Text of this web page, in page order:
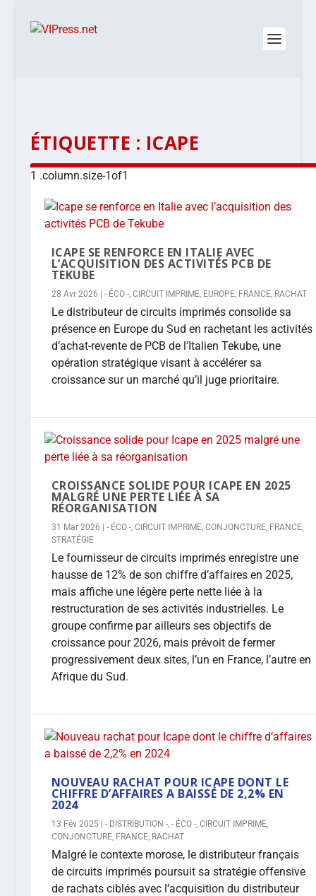
ÉTIQUETTE : ICAPE
ICAPE SE RENFORCE EN ITALIE AVEC
L’ACQUISITION DES ACTIVITÉS PCB DE
TEKUBE
28 Avr 2026 - ÉCO -, CIRCUIT IMPRIME, EUROPE, FRANCE, RACHAT
Le distributeur de circuits imprimés consolide sa
présence en Europe du Sud en rachetant les activités
d’achat-revente de PCB de l’Italien Tekube, une
opération stratégique visant à accélérer sa
croissance sur un marché qu’il juge prioritaire.
CROISSANCE SOLIDE POUR ICAPE EN 2025
MALGRÉ UNE PERTE LIÉE À SA
RÉORGANISATION
31 Mar 2026 - ÉCO -, CIRCUIT IMPRIME, CONJONCTURE, FRANCE,
STRATÉGIE
Le fournisseur de circuits imprimés enregistre une
hausse de 12% de son chiffre d’affaires en 2025,
mais affiche une légère perte nette liée à la
restructuration de ses activités industrielles. Le
groupe confirme par ailleurs ses objectifs de
croissance pour 2026, mais prévoit de fermer
progressivement deux sites, l’un en France, l’autre en
Afrique du Sud.
NOUVEAU RACHAT POUR ICAPE DONT LE
CHIFFRE D’AFFAIRES A BAISSÉ DE 2,2% EN
2024
13 Fév 2025| - DISTRIBUTION -, - ÉCO -, CIRCUIT IMPRIME,
CONJONCTURE, FRANCE, RACHAT
Malgré le contexte morose, le distributeur français
de circuits imprimés poursuit sa stratégie offensive
de rachats ciblés avec l’acquisition du distributeur